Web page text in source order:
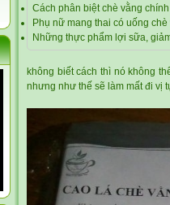
Cách phân biệt chè vằng
Phụ nữ mang thai có uống
Những thực phẩm lợi sữa,
không biết cách thì nó không
nhưng như thế sẽ làm mất đi vị